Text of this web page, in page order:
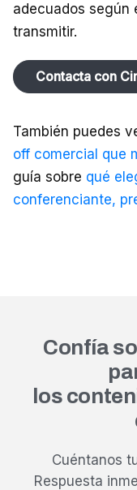
adecuados según
transmitir.
Contacta con
También puedes
off comercial que
guía sobre qué
conferenciante,
Confía
los
Cuéntanos
Respuesta